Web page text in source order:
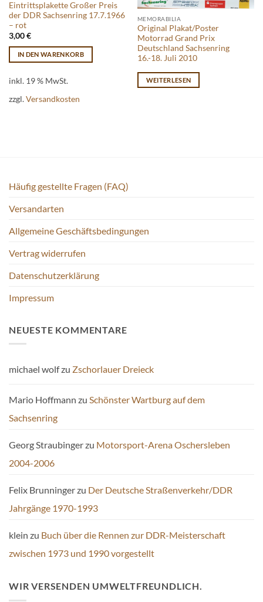
Eintrittsplakette Großer Preis
der DDR Sachsenring 17.7.1966
– rot
3,00€
IN DEN WARENKORB
inkl. 19 % MwSt.
zzgl.Versandkosten
MEMORABILIA
Original Plakat/Poster
Motorrad Grand Prix
Deutschland Sachsenring
16.-18. Juli 2010
WEITERLESEN
Häufig gestellte Fragen (FAQ)
Versandarten
Allgemeine Geschäftsbedingungen
Vertrag widerrufen
Datenschutzerklärung
Impressum
NEUESTE KOMMENTARE
michael wolfzu Zschorlauer Dreieck
Mario Hoffmann zu Schönster Wartburg auf dem
Sachsenring
Georg Straubingerzu Motorsport-Arena Oschersleben
2004-2006
Felix Brunningerzu Der Deutsche Straßenverkehr/DDR
Jahrgänge 1970-1993
klein zu Buch über die Rennen zur DDR-Meisterschaft
zwischen 1973 und 1990 vorgestellt
WIR VERSENDEN UMWELTFREUNDLICH.